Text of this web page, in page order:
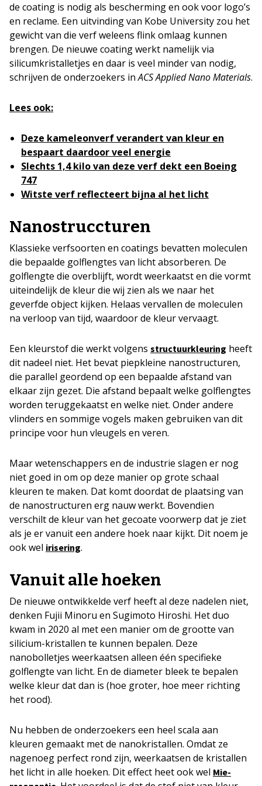
de coating is nodig als bescherming en ook voor logo’s
en reclame. Een uitvinding van Kobe University zou het
gewicht van die verf weleens flink omlaag kunnen
brengen. De nieuwe coating werkt namelijk via
silicumkristalletjes en daar is veel minder van nodig,
schrijven de onderzoekers inACS Applied Nano Materials.
Lees ook:
Deze kameleonverf verandert van kleur en
bespaart daardoor veel energie
Slechts 1,4 kilo van deze verf dekt een Boeing
747
Witste verf reflecteert bijna al het licht
Nanostruccturen
Klassieke verfsoorten en coatings bevatten moleculen
die bepaalde golflengtes van licht absorberen. De
golflengte die overblijft, wordt weerkaatst en die vormt
uiteindelijk de kleur die wij zien als we naar het
geverfde object kijken. Helaas vervallen de moleculen
na verloop van tijd, waardoor de kleur vervaagt.
Een kleurstof die werkt volgens structuurkleuring heeft
dit nadeel niet. Het bevat piepkleine nanostructuren,
die parallel geordend op een bepaalde afstand van
elkaar zijn gezet. Die afstand bepaalt welke golflengtes
worden teruggekaatst en welke niet. Onder andere
vlinders en sommige vogels maken gebruiken van dit
principe voor hun vleugels en veren.
Maar wetenschappers en de industrie slagen er nog
niet goed in om op deze manier op grote schaal
kleuren te maken. Dat komt doordat de plaatsing van
de nanostructuren erg nauw werkt. Bovendien
verschilt de kleur van het gecoate voorwerp dat je ziet
als je er vanuit een andere hoek naar kijkt. Dit noem je
ook wel irisering.
Vanuit alle hoeken
De nieuwe ontwikkelde verf heeft al deze nadelen niet,
denken Fujii Minoru en Sugimoto Hiroshi. Het duo
kwam in 2020 al met een manier om de grootte van
silicium-kristallen te kunnen bepalen. Deze
nanobolletjes weerkaatsen alleen één specifieke
golflengte van licht. En de diameter bleek te bepalen
welke kleur dat dan is (hoe groter, hoe meer richting
het rood).
Nu hebben de onderzoekers een heel scala aan
kleuren gemaakt met de nanokristallen. Omdat ze
nagenoeg perfect rond zijn, weerkaatsen de kristallen
het licht in alle hoeken. Dit effect heet ook wel Mie-